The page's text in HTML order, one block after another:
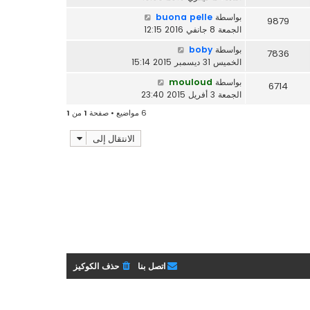
9879 بواسطة buona pelle
الجمعة 8 جانفي 2016 12:15
7836 بواسطة boby
الخميس 31 ديسمبر 2015 15:14
6714 بواسطة mouloud
الجمعة 3 أفريل 2015 23:40
6 مواضيع • صفحة 1 من 1
الانتقال إلى
حذف الكوكيز اتصل بنا